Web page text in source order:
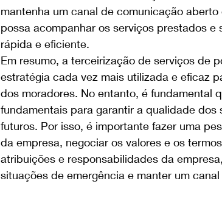
mantenha um canal de comunicação
possa acompanhar os serviços prestados
rápida e eficiente.
Em resumo, a terceirização de serviços de
estratégia cada vez mais utilizada e eficaz
dos moradores. No entanto, é fundamental
fundamentais para garantir a qualidade
futuros. Por isso, é importante fazer uma
da empresa, negociar os valores e os
atribuições e responsabilidades da
situações de emergência e manter um